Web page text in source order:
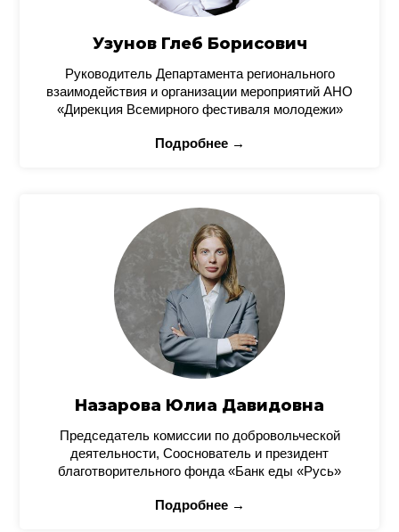
Узунов Глеб Борисович
Руководитель Департамента регионального
взаимодействия и организации мероприятий АНО
«Дирекция Всемирного фестиваля молодежи»
Подробнее →
Назарова Юлиа Давидовна
Председатель комиссии по добровольческой
деятельности, Сооснователь и президент
благотворительного фонда «Банк еды «Русь»
Подробнее →